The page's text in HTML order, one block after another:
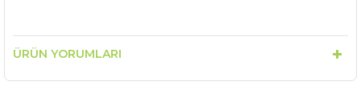
ÜRÜN YORUMLARI